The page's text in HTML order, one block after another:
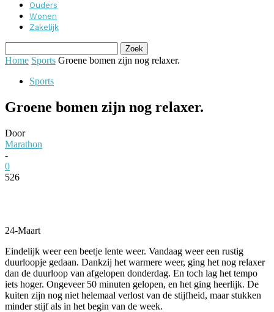
Ouders
Wonen
Zakelijk
Home Sports Groene bomen zijn nog relaxer.
Sports
Groene bomen zijn nog relaxer.
Door
Marathon
-
0
526
24-Maart
Eindelijk weer een beetje lente weer. Vandaag weer een rustig
duurloopje gedaan. Dankzij het warmere weer, ging het nog relaxer
dan de duurloop van afgelopen donderdag. En toch lag het tempo
iets hoger. Ongeveer 50 minuten gelopen, en het ging heerlijk. De
kuiten zijn nog niet helemaal verlost van de stijfheid, maar stukken
minder stijf als in het begin van de week.